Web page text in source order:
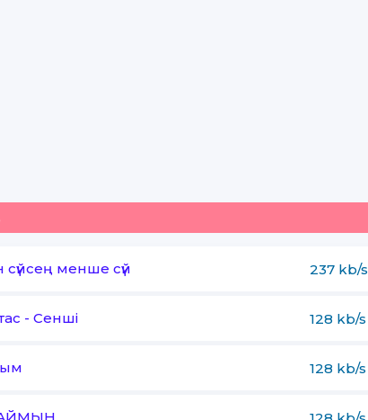
жансаңда
өтті жыл мен Айда
мен
менше сүй 237 kb/s
- Сенші 128 kb/s
128 kb/s